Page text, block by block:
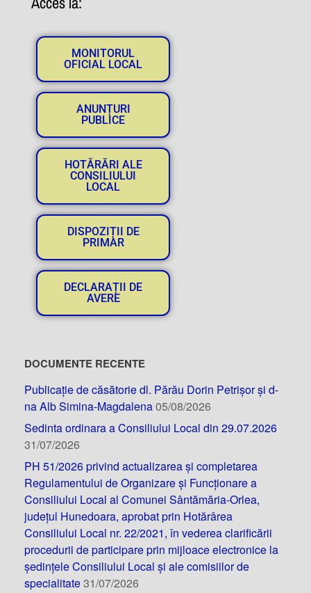
MONITORUL
OFICIAL LOCAL
ANUNȚURI
PUBLICE
HOTĂRĂRI ALE
CONSILIULUI
LOCAL
DISPOZIȚII DE
PRIMAR
DECLARAȚII DE
AVERE
DOCUMENTE RECENTE
Publicație de căsătorie dl. Părău Dorin Petrișor și d-
na Alb Simina-Magdalena05/08/2026
Sedinta ordinara a Consiliului Local din 29.07.2026
31/07/2026
PH 51/2026 privind actualizarea și completarea
Regulamentului de Organizare și Funcționare a
Consiliului Local al Comunei Sântămăria-Orlea,
județul Hunedoara, aprobat prin Hotărârea
Consiliului Local nr. 22/2021, în vederea clarificării
procedurii de participare prin mijloace electronice la
ședințele Consiliului Local și ale comisiilor de
specialitate31/07/2026